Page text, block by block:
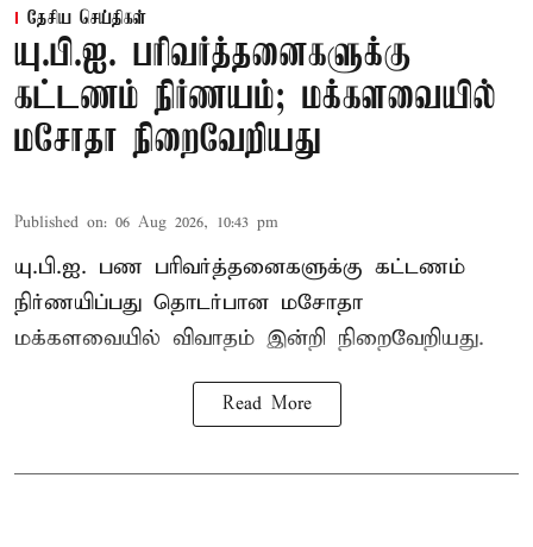
தேசிய செய்திகள்
யு.பி.ஐ. பரிவர்த்தனைகளுக்கு
கட்டணம் நிர்ணயம்; மக்களவையில்
மசோதா நிறைவேறியது
Published on: 06 Aug 2026, 10:43 pm
யு.பி.ஐ. பண பரிவர்த்தனைகளுக்கு கட்டணம்
நிர்ணயிப்பது தொடர்பான மசோதா
மக்களவையில் விவாதம் இன்றி நிறைவேறியது.
Read More